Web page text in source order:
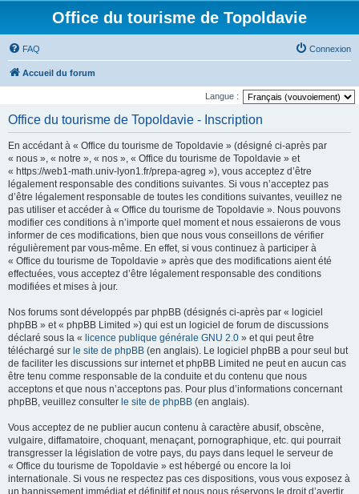
Office du tourisme de Topoldavie
FAQ Connexion
Accueil du forum
Langue :
Office du tourisme de Topoldavie - Inscription
En accédant à « Office du tourisme de Topoldavie » (désigné ci-après par
« nous », « notre », « nos », « Office du tourisme de Topoldavie » et
« https://web1-math.univ-lyon1.fr/prepa-agreg »), vous acceptez d’être
légalement responsable des conditions suivantes. Si vous n’acceptez pas
d’être légalement responsable de toutes les conditions suivantes, veuillez ne
pas utiliser et accéder à « Office du tourisme de Topoldavie ». Nous pouvons
modifier ces conditions à n’importe quel moment et nous essaierons de vous
informer de ces modifications, bien que nous vous conseillons de vérifier
régulièrement par vous-même. En effet, si vous continuez à participer à
« Office du tourisme de Topoldavie » après que des modifications aient été
effectuées, vous acceptez d’être légalement responsable des conditions
modifiées et mises à jour.
Nos forums sont développés par phpBB (désignés ci-après par « logiciel
phpBB » et « phpBB Limited ») qui est un logiciel de forum de discussions
déclaré sous la « licence publique générale GNU 2.0 » et qui peut être
téléchargé sur le site de phpBB (en anglais). Le logiciel phpBB a pour seul but
de faciliter les discussions sur internet et phpBB Limited ne peut en aucun cas
être tenu comme responsable de la conduite et du contenu que nous
acceptons et que nous n’acceptons pas. Pour plus d’informations concernant
phpBB, veuillez consulter le site de phpBB (en anglais).
Vous acceptez de ne publier aucun contenu à caractère abusif, obscène,
vulgaire, diffamatoire, choquant, menaçant, pornographique, etc. qui pourrait
transgresser la législation de votre pays, du pays dans lequel le serveur de
« Office du tourisme de Topoldavie » est hébergé ou encore la loi
internationale. Si vous ne respectez pas ces dispositions, vous vous exposez à
un bannissement immédiat et définitif et nous nous réservons le droit d’avertir